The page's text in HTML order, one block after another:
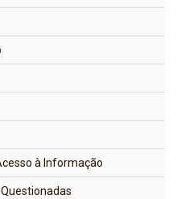
à Informação